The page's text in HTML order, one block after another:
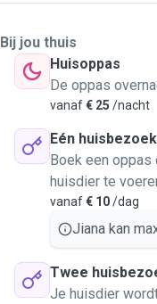
Bij jou thuis
Huisoppas
De oppas
vanaf€ 25 /nacht
Eén
Boek een oppas
huisdier te
vanaf€ 10/dag
Jiana kan
Twee
Je huisdier